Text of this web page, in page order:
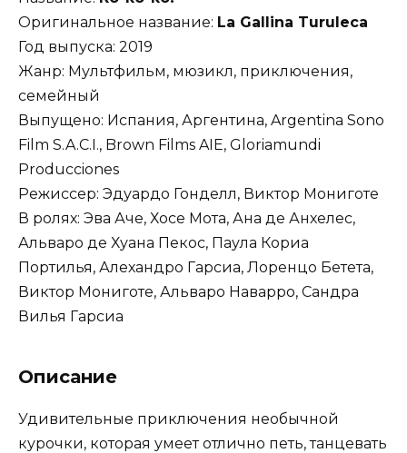
Оригинальное название: La Gallina Turuleca
Год выпуска: 2019
Жанр: Мультфильм, мюзикл, приключения,
семейный
Выпущено: Испания, Аргентина, Argentina Sono
Film S.A.C.I., Brown Films AIE, Gloriamundi
Producciones
Режиссер: Эдуардо Гонделл, Виктор Мониготе
В ролях: Эва Аче, Хосе Мота, Ана де Анхелес,
Альваро де Хуана Пекос, Паула Кориа
Портилья, Алехандро Гарсиа, Лоренцо Бетета,
Виктор Мониготе, Альваро Наварро, Сандра
Вилья Гарсиа
Описание
Удивительные приключения необычной
курочки, которая умеет отлично петь, танцевать